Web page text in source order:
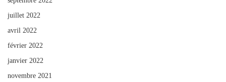
juillet 2022
avril 2022
février 2022
janvier 2022
novembre 2021